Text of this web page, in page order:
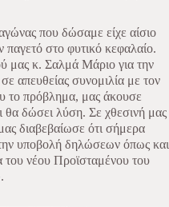
που δώσαμε είχε αίσιο
παγετό στο φυτικό κεφαλαίο.
μας κ. Σαλμά Μάριο για την
απευθείας συνομιλία με τον
το πρόβλημα, μας άκουσε
θα δώσει λύση. Σε χθεσινή μας
διαβεβαίωσε ότι σήμερα
υποβολή δηλώσεων όπως και
του νέου Προϊσταμένου του